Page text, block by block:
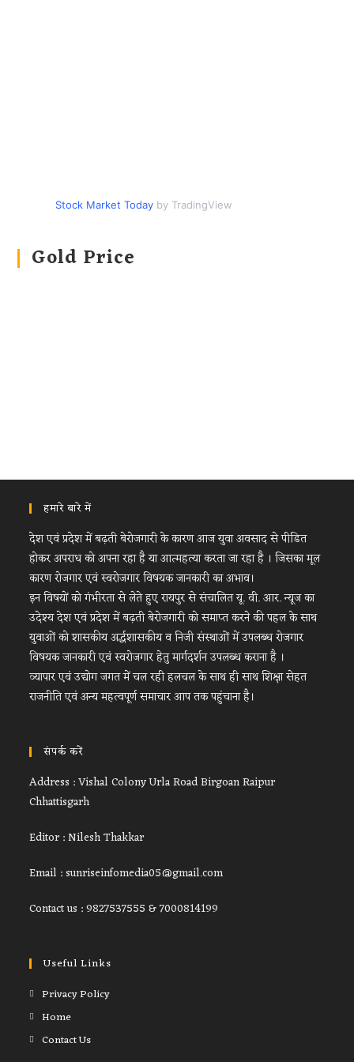
Stock Market Today by TradingView
Gold Price
हमारे बारे में
देश एवं प्रदेश में बढ़ती बेरोजगारी के कारण आज युवा अवसाद से पीडित
होकर अपराध को अपना रहा है या आत्महत्या करता जा रहा है । जिसका मूल
कारण रोजगार एवं स्वरोजगार विषयक जानकारी का अभाव।
इन विषयों को गंभीरता से लेते हुए रायपुर से संचालित यू. वी. आर. न्यूज का
उदेश्य देश एवं प्रदेश में बढ़ती बेरोजगारी को समाप्त करने की पहल के साथ
युवाओं को शासकीय अर्द्धशासकीय व निजी संस्थाओं में उपलब्ध रोजगार
विषयक जानकारी एवं स्वरोजगार हेतु मार्गदर्शन उपलब्ध कराना है ।
व्यापार एवं उद्योग जगत में चल रही हलचल के साथ ही साथ शिक्षा सेहत
राजनीति एवं अन्य महत्वपूर्ण समाचार आप तक पहुंचाना है।
संपर्क करें
Address : Vishal Colony Urla Road Birgoan Raipur
Chhattisgarh
Editor : Nilesh Thakkar
Email : sunriseinfomedia05@gmail.com
Contact us : 9827537555 & 7000814199
Useful Links
Privacy Policy
Home
Contact Us